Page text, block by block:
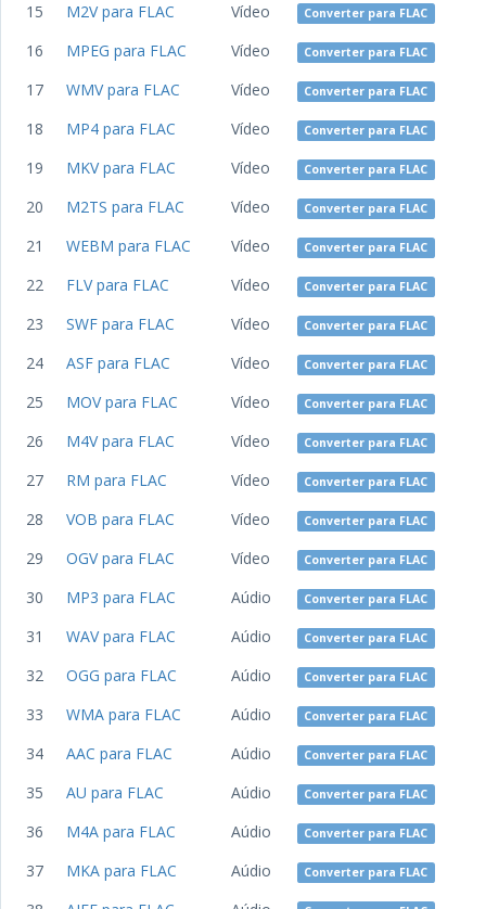
15 M2V para FLAC Vídeo Converter para FLAC
16 MPEG para FLAC Vídeo Converter para FLAC
17 WMV para FLAC Vídeo Converter para FLAC
18 MP4 para FLAC Vídeo Converter para FLAC
19 MKV para FLAC Vídeo Converter para FLAC
20 M2TS para FLAC Vídeo Converter para FLAC
21 WEBM para FLAC Vídeo Converter para FLAC
22 FLV para FLAC Vídeo Converter para FLAC
23 SWF para FLAC Vídeo Converter para FLAC
24 ASF para FLAC Vídeo Converter para FLAC
25 MOV para FLAC Vídeo Converter para FLAC
26 M4V para FLAC Vídeo Converter para FLAC
27 RM para FLAC Vídeo Converter para FLAC
28 VOB para FLAC Vídeo Converter para FLAC
29 OGV para FLAC Vídeo Converter para FLAC
30 MP3 para FLAC Aúdio Converter para FLAC
31 WAV para FLAC Aúdio Converter para FLAC
32 OGG para FLAC Aúdio Converter para FLAC
33 WMA para FLAC Aúdio Converter para FLAC
34 AAC para FLAC Aúdio Converter para FLAC
35 AU para FLAC Aúdio Converter para FLAC
36 M4A para FLAC Aúdio Converter para FLAC
37 MKA para FLAC Aúdio Converter para FLAC